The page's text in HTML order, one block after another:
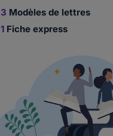
3 Modèles de lettres
1 Fiche express